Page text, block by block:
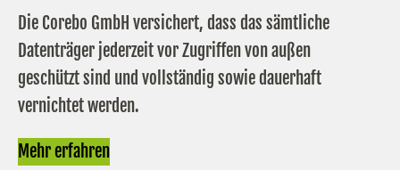
Die Corebo GmbH versichert, dass das sämtliche
Datenträger jederzeit vor Zugriffen von außen
geschützt sind und vollständig sowie dauerhaft
vernichtet werden.
Mehr erfahren